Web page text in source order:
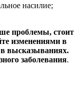
насилие;
проблемы, стоит
изменениями в
в высказываниях.
заболевания.